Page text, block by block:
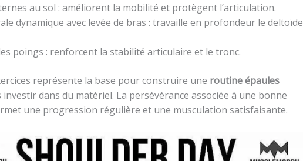
au sol : améliorent la mobilité et protègent l’articulation.
dynamique avec levée de bras : travaille en profondeur le deltoïde
poings : renforcent la stabilité articulaire et le tronc.
représente la base pour construire une routine épaules
investir dans du matériel. La persévérance associée à une bonne
une progression régulière et une musculation satisfaisante.